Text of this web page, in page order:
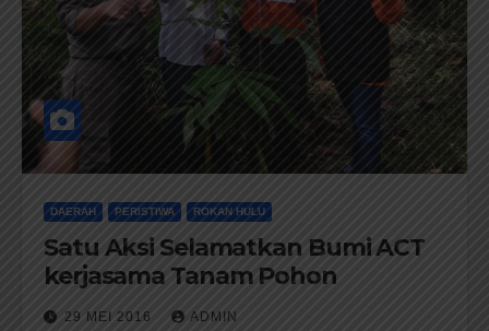
DAERAH PERISTIWA ROKAN HULU
Satu Aksi Selamatkan Bumi ACT
kerjasama Tanam Pohon
29 MEI 2016 ADMIN